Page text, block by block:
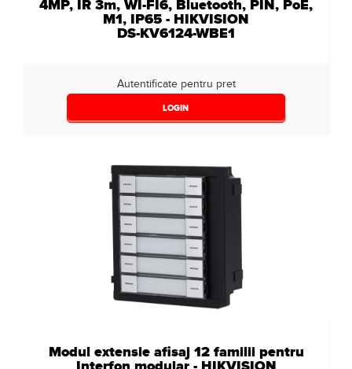
4MP, IR 3m, WI-FI6, Bluetooth, PIN, PoE,
M1, IP65 - HIKVISION
DS-KV6124-WBE1
Autentificate pentru pret
LOGIN
Modul extensie afisaj 12 familii pentru